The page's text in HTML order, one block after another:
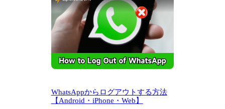
WhatsAppからログアウトする方法
【Android・iPhone・Web】